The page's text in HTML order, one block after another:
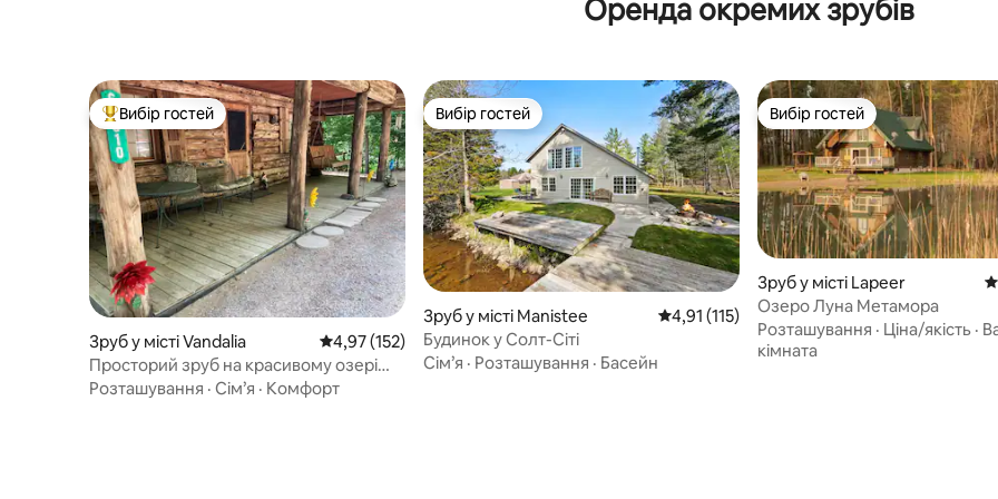
Оренда окремих зрубів
Топ вибір гостей
Вибір гостей
Зруб у місті Vandalia Середня оцінка: 4,97 з 5, відгуки: 152
4,97 (152)
Просторий зруб на красивому озері
Шейвхед
Розташування · Сім’я · Комфорт
Вибір гостей
Вибір гостей
Зруб у місті Manistee Середня оцінка: 4,91 з 5, відгуки: 115
4,91 (115)
Будинок у Солт-Сіті
Сім’я · Розташування · Басейн
Вибір гостей
Вибір гостей
Зруб у місті Lapeer
Озеро Луна Метамора
Розташування · Ціна/якість ·
кімната